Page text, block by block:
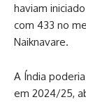
haviam
com 433 no
Naiknavare.
A Índia
em 2024/25,